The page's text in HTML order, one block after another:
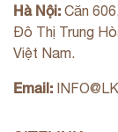
Hà Nội: Căn
Đô Thị Trung
Việt Nam.
Email: